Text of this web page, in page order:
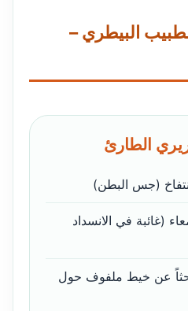
البيطري –
(جس البطن)
(غائبة في الانسداد
عن خيط ملفوف حول